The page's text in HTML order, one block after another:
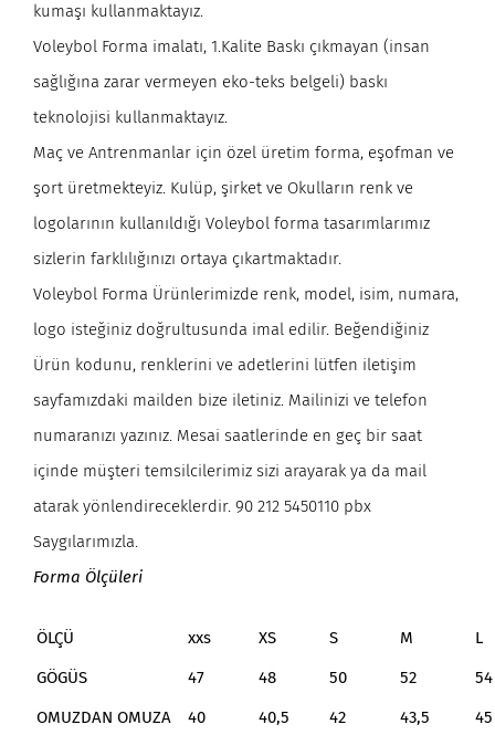
kumaşı kullanmaktayız.
Voleybol Forma imalatı, 1.Kalite Baskı çıkmayan (insan
sağlığına zarar vermeyen eko-teks belgeli) baskı
teknolojisi kullanmaktayız.
Maç ve Antrenmanlar için özel üretim forma, eşofman ve
şort üretmekteyiz. Kulüp, şirket ve Okulların renk ve
logolarının kullanıldığı Voleybol forma tasarımlarımız
sizlerin farklılığınızı ortaya çıkartmaktadır.
Voleybol Forma Ürünlerimizde renk, model, isim, numara,
logo isteğiniz doğrultusunda imal edilir. Beğendiğiniz
Ürün kodunu, renklerini ve adetlerini lütfen iletişim
sayfamızdaki mailden bize iletiniz. Mailinizi ve telefon
numaranızı yazınız. Mesai saatlerinde en geç bir saat
içinde müşteri temsilcilerimiz sizi arayarak ya da mail
atarak yönlendireceklerdir. 90 212 5450110 pbx
Saygılarımızla.
Forma Ölçüleri
ÖLÇÜ xxs XS S M
L
GÖGÜS
47 48 50 52
54
OMUZDAN OMUZA
40 40,5 42 43,5
45